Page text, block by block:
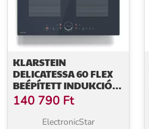
KLARSTEIN
DELICATESSA 60 FLEX
BEÉPÍTETT INDUKCIÓS
FŐZŐLAP, 7000 W,
FLEXI ZÓNA, BOOSTER,
INDUKCIÓ
140 790 Ft
ElectronicStar